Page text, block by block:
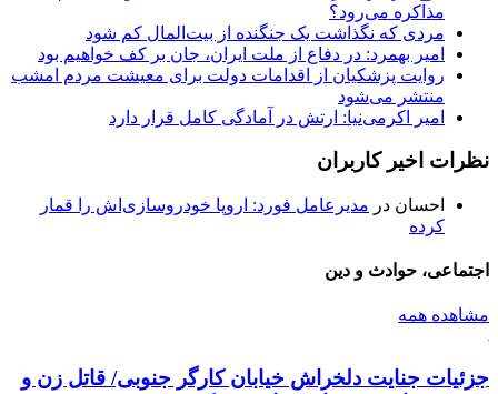
مذاکره می‌رود؟
مردی که نگذاشت یک جنگنده از بیت‌المال کم شود
امیر بهمرد: در دفاع از ملت ایران، جان بر کف خواهیم بود
روایت پزشکیان از اقدامات دولت برای معیشت مردم امشب
منتشر می‌شود
امیر اکرمی‌نیا: ارتش در آمادگی کامل قرار دارد
نظرات اخیر کاربران
احسان در مدیرعامل فورد: اروپا خودروسازی‌اش را قمار
کرده
اجتماعی، حوادث و دین
مشاهده همه
جزئیات جنایت دلخراش خیابان کارگر جنوبی/ قاتل زن و